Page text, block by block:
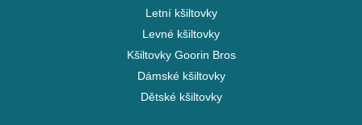
Letní kšiltovky
Levné kšiltovky
Kšiltovky Goorin Bros
Dámské kšiltovky
Dětské kšiltovky